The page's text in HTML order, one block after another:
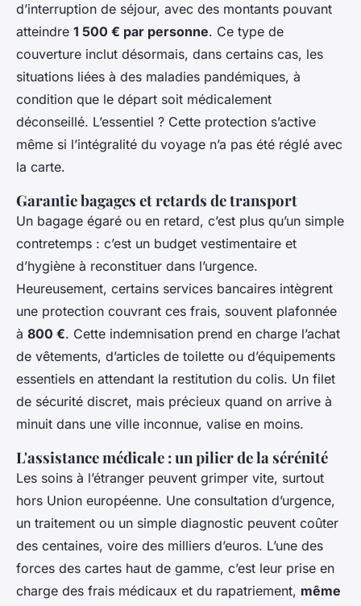
d’interruption de séjour, avec des montants pouvant
atteindre 1 500 € par personne. Ce type de
couverture inclut désormais, dans certains cas, les
situations liées à des maladies pandémiques, à
condition que le départ soit médicalement
déconseillé. L’essentiel ? Cette protection s’active
même si l’intégralité du voyage n’a pas été réglé avec
la carte.
Garantie bagages et retards de transport
Un bagage égaré ou en retard, c’est plus qu’un simple
contretemps : c’est un budget vestimentaire et
d’hygiène à reconstituer dans l’urgence.
Heureusement, certains services bancaires intègrent
une protection couvrant ces frais, souvent plafonnée
à 800 €. Cette indemnisation prend en charge l’achat
de vêtements, d’articles de toilette ou d’équipements
essentiels en attendant la restitution du colis. Un filet
de sécurité discret, mais précieux quand on arrive à
minuit dans une ville inconnue, valise en moins.
L'assistance médicale : un pilier de la sérénité
Les soins à l’étranger peuvent grimper vite, surtout
hors Union européenne. Une consultation d’urgence,
un traitement ou un simple diagnostic peuvent coûter
des centaines, voire des milliers d’euros. L’une des
forces des cartes haut de gamme, c’est leur prise en
charge des frais médicaux et du rapatriement, même